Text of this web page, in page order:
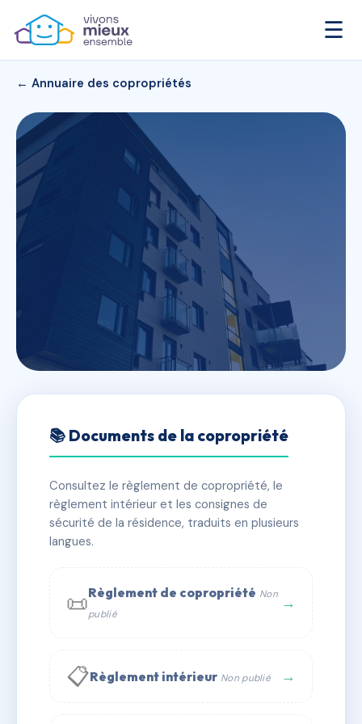
☰
← Annuaire des copropriétés
L'ECRIN DE LA NARTELLE
✓ Immatriculée 🏠 35 lots 🏗 2 bâtiment(s)
📞 Contacter Syndic Digital
📚 Documents de la copropriété
Consultez le règlement de copropriété, le
règlement intérieur et les consignes de
sécurité de la résidence, traduits en plusieurs
langues.
📜Règlement de copropriété Non
publié
→
📋Règlement intérieur Non publié →